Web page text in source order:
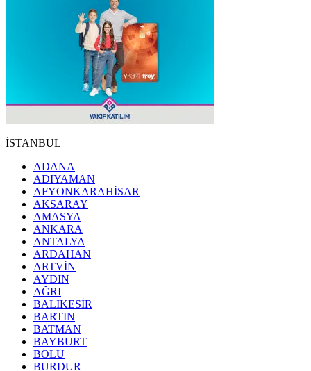
İSTANBUL
ADANA
ADIYAMAN
AFYONKARAHİSAR
AKSARAY
AMASYA
ANKARA
ANTALYA
ARDAHAN
ARTVİN
AYDIN
AĞRI
BALIKESİR
BARTIN
BATMAN
BAYBURT
BOLU
BURDUR